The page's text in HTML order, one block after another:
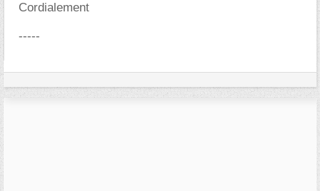
Cordialement
-----